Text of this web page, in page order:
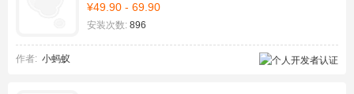
¥49.90 - 69.90
安装次数: 896
作者: 小蚂蚁